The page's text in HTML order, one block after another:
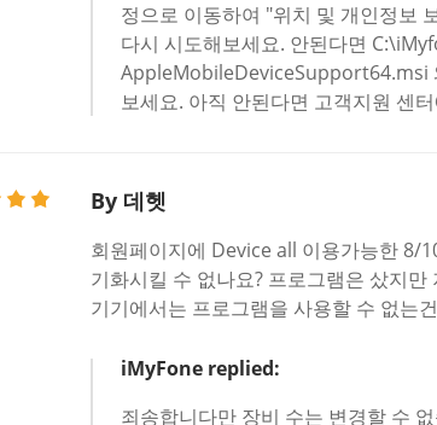
정으로 이동하여 "위치 및 개인정보
다시 시도해보세요. 안된다면
AppleMobileDeviceSupport64.msi
보세요. 아직 안된다면 고객지원 센
By 데헷
회원페이지에 Device all 이용가능한 8/
기화시킬 수 없나요? 프로그램은 샀지
기기에서는 프로그램을 사용할 수 없는
iMyFone replied:
죄송합니다만 장비 수는 변경할 수